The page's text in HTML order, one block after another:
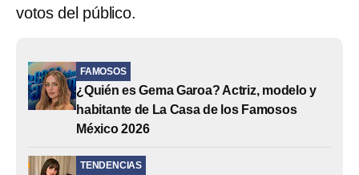
votos del público.
FAMOSOS
¿Quién es Gema Garoa? Actriz, modelo y
habitante de La Casa de los Famosos
México 2026
TENDENCIAS